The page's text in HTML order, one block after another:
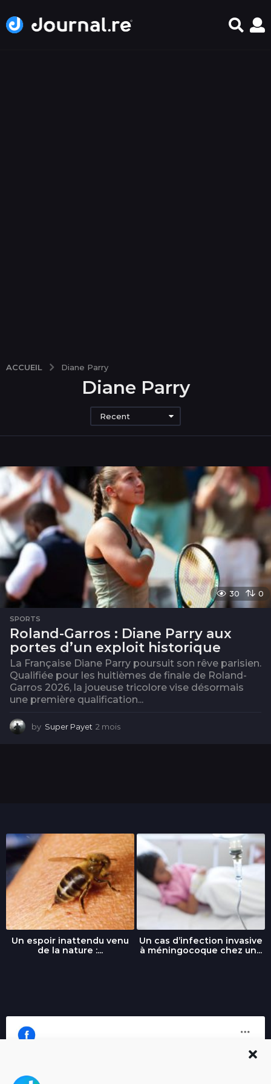
ACCUEIL Diane Parry
Diane Parry
Recent
30 0
SPORTS
Roland-Garros : Diane Parry aux
portes d’un exploit historique
La Française Diane Parry poursuit son rêve parisien.
Qualifiée pour les huitièmes de finale de Roland-
Garros 2026, la joueuse tricolore vise désormais
une première qualification...
by Super Payet 2 mois
Un espoir inattendu venu
de la nature :...
Un cas d’infection invasive
à méningocoque chez un...